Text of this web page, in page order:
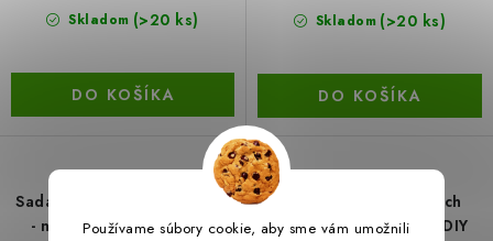
Používame súbory cookie, aby sme vám umožnili
Skladom (>20 ks)
DO KOŠÍKA
Skladom (>20 ks)
DO KOŠÍKA
Sada silikónových pečiatok
- náhodný výber motívu
63 sušených lisovaných
listov na dekorácie a DIY